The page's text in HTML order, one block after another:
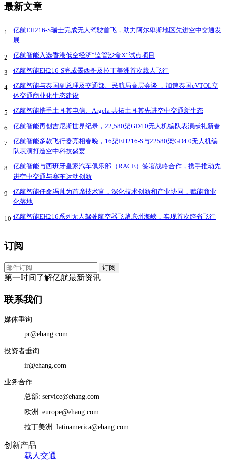
最新文章
1
亿航EH216-S瑞士完成无人驾驶首飞，助力阿尔卑斯地区先进空中交通发
展
2 亿航智能入选香港低空经济“监管沙盒X”试点项目
3 亿航智能EH216-S完成墨西哥及拉丁美洲首次载人飞行
4
亿航智能与泰国副总理及交通部、民航局高层会谈 ，加速泰国eVTOL立
体交通商业化生态建设
5 亿航智能携手土耳其电信、Argela 共拓土耳其先进空中交通新生态
6 亿航智能再创吉尼斯世界纪录，22,580架GD4.0无人机编队表演献礼新春
7
亿航智能多款飞行器亮相春晚，16架EH216-S与22580架GD4.0无人机编
队表演打造空中科技盛宴
8
亿航智能与西班牙皇家汽车俱乐部（RACE）签署战略合作，携手推动先
进空中交通与赛车运动创新
9
亿航智能任命冯帅为首席技术官，深化技术创新和产业协同，赋能商业
化落地
10 亿航智能EH216系列无人驾驶航空器飞越琼州海峡，实现首次跨省飞行
订阅
第一时间了解亿航最新资讯
联系我们
媒体垂询
pr@ehang.com
投资者垂询
ir@ehang.com
业务合作
总部: service@ehang.com
欧洲: europe@ehang.com
拉丁美洲: latinamerica@ehang.com
创新产品
载人交通